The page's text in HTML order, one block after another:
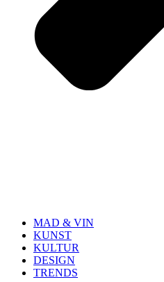
MAD & VIN
KUNST
KULTUR
DESIGN
TRENDS